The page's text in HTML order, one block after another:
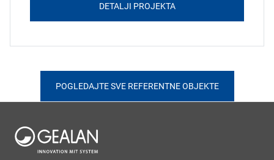
DETALJI PROJEKTA
POGLEDAJTE SVE REFERENTNE OBJEKTE